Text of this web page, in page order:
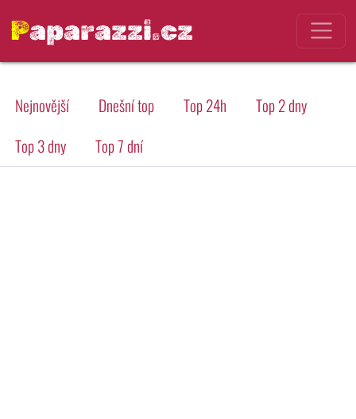
Paparazzi.cz
Nejnovější Dnešní top Top 24h
Top 2 dny
Top 3 dny
Top 7 dní